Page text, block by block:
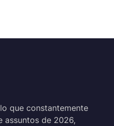
que constantemente
assuntos de 2026,